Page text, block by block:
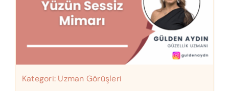
Kategori: Uzman Görüşleri